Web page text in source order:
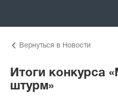
Вернуться в Новости
Итоги конкурса
штурм»